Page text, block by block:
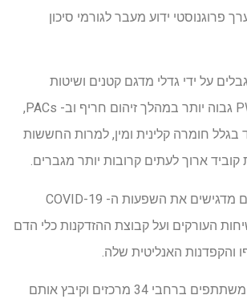
פרוגנוסטי ידוע מעבר לגורמי סיכון
על ידי גדלי מדגם קטנים ושיטות
הטרוגניות הציעו PWV גבוה יותר במהלך זיהום חריף וב- PACs,
בגלל חומרה קלינית ומין, למרות החששות
קוביד ארוך לעתים קרובות יותר מגברים.
על רקע זה, המחברים מדגישים את השפעות ה- COVID-19
העורקים ועל קבוצת ההזדקנות כלי הדם
והקפדנות האנליטית שלה.
קרטזיאן רשם 2390 משתתפים ברחבי 34 מרכזים וקיבץ אותם